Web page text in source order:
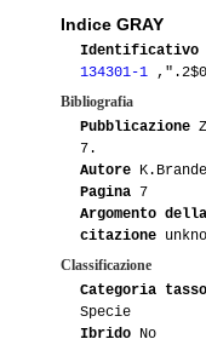
Indice GRAY
Identificativo
134301-1
Bibliografia
Pubblicazione
7.
Autore
Pagina 7
Argomento della
citazione
Classificazione
Categoria
Specie
Ibrido No